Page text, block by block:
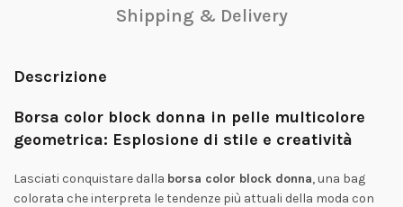
Shipping & Delivery
Descrizione
Borsa color block donna in pelle multicolore
geometrica: Esplosione di stile e creatività
Lasciati conquistare dalla borsa color block donna, una bag
colorata che interpreta le tendenze più attuali della moda con